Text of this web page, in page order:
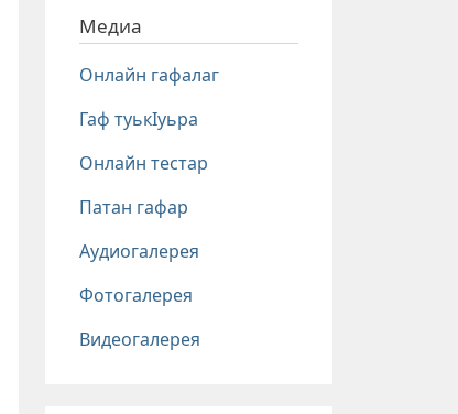
Медиа
Онлайн гафалаг
Гаф туькIуьра
Онлайн тестар
Патан гафар
Аудиогалерея
Фотогалерея
Видеогалерея